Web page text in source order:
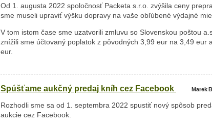
Od 1. augusta 2022 spoločnosť Packeta s.r.o. zvýšila ceny
sme museli upraviť výšku dopravy na vaše obľúbené výdajné
V tom istom čase sme uzatvorili zmluvu so Slovenskou poštou
znížili sme účtovaný poplatok z pôvodných 3,99 eur na 3,49 eur
eur.
Spúšťame aukčný predaj kníh cez Facebook Marek
Rozhodli sme sa od 1. septembra 2022 spustiť nový spôsob
aukcie cez Facebook.